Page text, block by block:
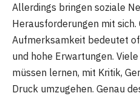
Allerdings bringen soziale
Herausforderungen mit
Aufmerksamkeit bedeutet
und hohe Erwartungen.
müssen lernen, mit Kritik,
Druck umzugehen. Genau